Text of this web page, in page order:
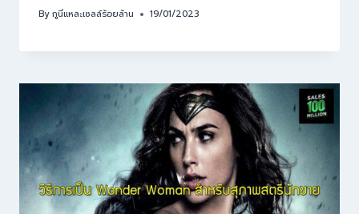
Byกูนี่แหละเซลล์ร้อยล้าน 19/01/2023